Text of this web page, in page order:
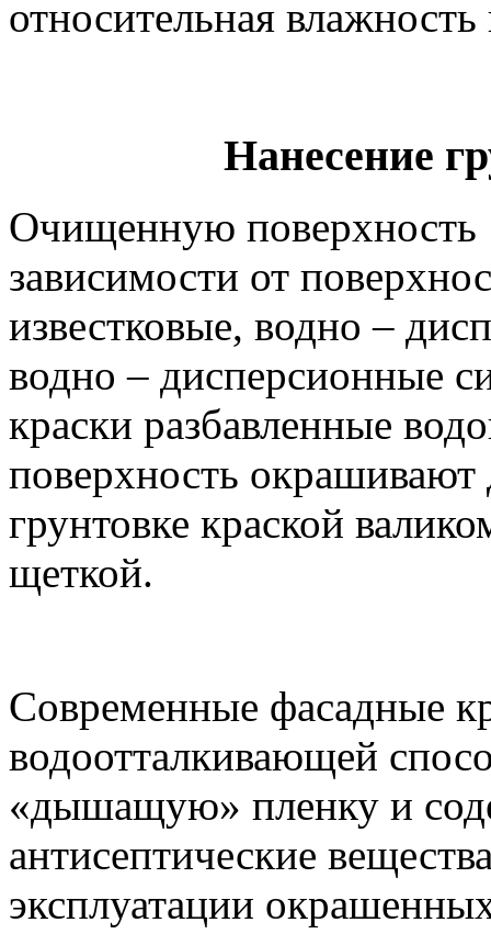
относительная
Нанесение
Очищенную поверхность
зависимости от
известковые, водно –
водно – дисперсионные
краски разбавленные
поверхность окрашивают
грунтовке краской
щеткой.
Современные фасадные
водоотталкивающей
«дышащую» пленку и
антисептические
эксплуатации